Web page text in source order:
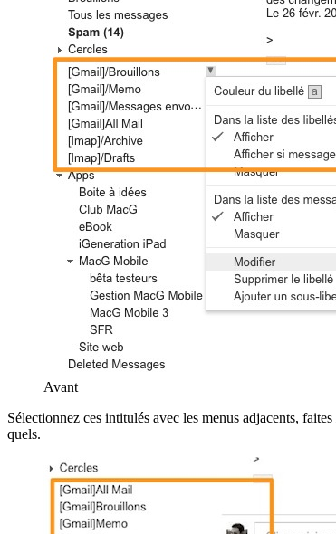
Avant
Sélectionnez ces intitulés avec les menus adjacents, faites
quels.